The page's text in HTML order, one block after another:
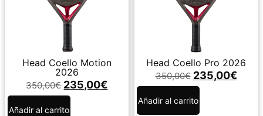
Head Coello Motion
2026
350,00€ 235,00€
Añadir al carrito
Head Coello Pro 2026
350,00€ 235,00€
Añadir al carrito